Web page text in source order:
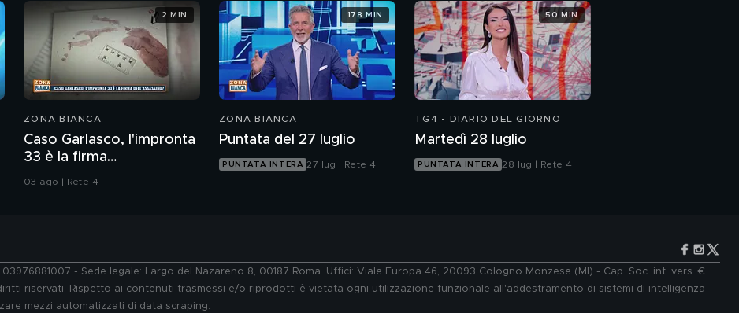
ZONA BIANCA
Caso Garlasco, l'impronta
33 è la firma
dell'assassino?
03 ago | Rete 4
2 MIN
ZONA BIANCA
Puntata del 27 luglio
PUNTATA INTERA 27 lug | Rete 4
178 MIN
TG4 - DIARIO DEL GIORNO
Martedì 28 luglio
PUNTATA INTERA 28 lug | Rete 4
50 MIN
- Sede legale: Largo del Nazareno 8, 00187 Roma. Uffici: Viale Europa 46, 20093 Cologno Monzese (MI) - Cap. Soc. int. vers. €
riservati. Rispetto ai contenuti trasmessi e/o riprodotti è vietata ogni utilizzazione funzionale all'addestramento di sistemi di intelligenza
mezzi automatizzati di data scraping.